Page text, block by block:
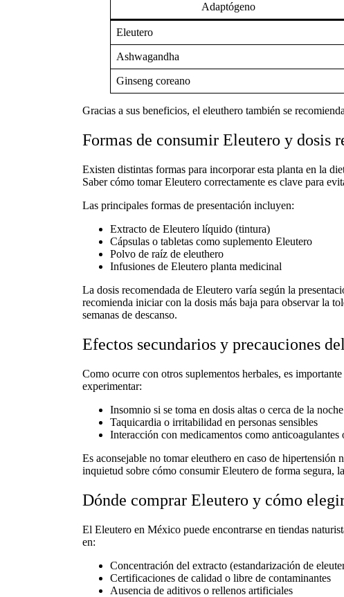
Adaptógeno
Eleutero
Ashwagandha
Ginseng coreano
Gracias a sus beneficios, el eleuthero también se
Formas de consumir Eleutero y dosis
Existen distintas formas para incorporar esta planta en la
Sabercómo tomarEleutero correctamente es clave para
Las principales formas de presentación incluyen:
Extracto de Eleutero líquido (tintura)
Cápsulas o tabletas como suplemento Eleutero
Polvo de raíz de eleuthero
Infusiones de Eleutero planta medicinal
La dosis recomendada de Eleutero varía según la
recomienda iniciar con la dosis más baja para observar la
semanas de descanso.
Efectos secundarios y precauciones
Como ocurre con otros suplementos herbales, es
experimentar:
Insomnio si se toma en dosis altas o cerca de la noche
Taquicardia o irritabilidad en personas sensibles
Interacción con medicamentos como anticoagulantes
Es aconsejable no tomar eleuthero en caso de
inquietud sobre cómo consumir Eleutero de forma segura,
Dónde comprar Eleutero y cómo
El Eleutero en Méxicopuede encontrarse en tiendas
en:
Concentración del extracto (estandarización de
Certificaciones de calidad o libre de contaminantes
Ausencia de aditivos o rellenos artificiales